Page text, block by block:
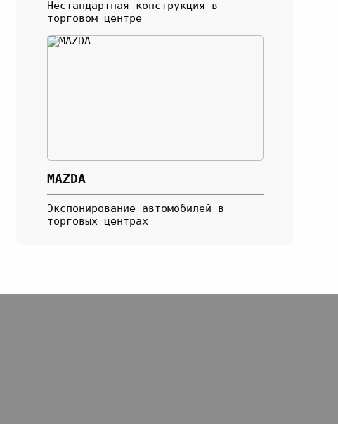
Нестандартная конструкция в
торговом центре
MAZDA
Экспонирование автомобилей в
торговых центрах